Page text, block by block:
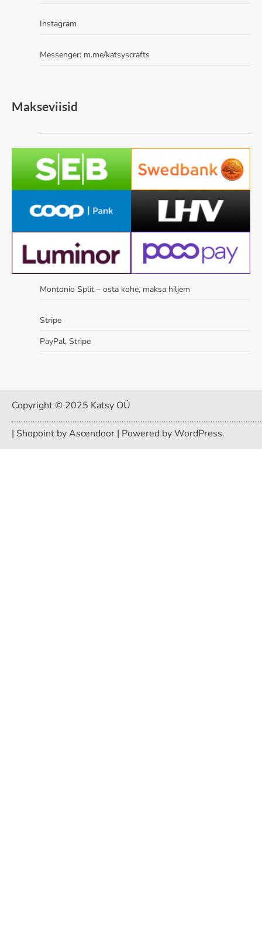
Instagram
Messenger: m.me/katsyscrafts
Makseviisid
Montonio Split – osta kohe, maksa hiljem
Stripe
PayPal, Stripe
Copyright © 2025 Katsy OÜ
| Shopoint byAscendoor | Powered byWordPress.